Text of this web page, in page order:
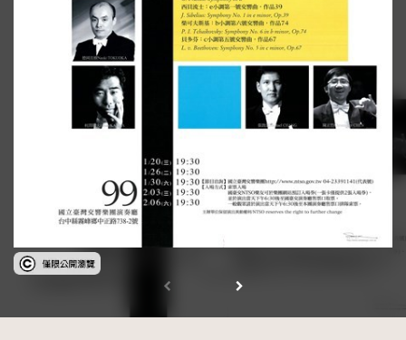
受著作權法保護-僅限於本平台有限度公開瀏覽